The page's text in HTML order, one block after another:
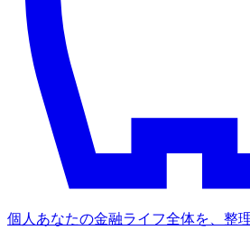
個人 あなたの金融ライフ全体を、整